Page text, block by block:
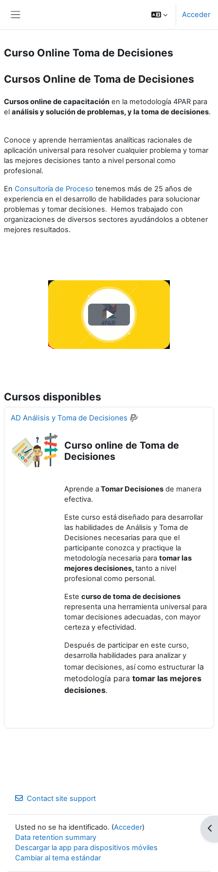
Acceder
Curso Online Toma de Decisiones
Cursos Online de Toma de Decisiones
Cursos online de capacitación en la metodología 4PAR para
el análisis y solución de problemas, y la toma de decisiones.
Conoce y aprende herramientas analíticas racionales de
aplicación universal para resolver cualquier problema y tomar
las mejores decisiones tanto a nivel personal como
profesional.
En Consultoría de Proceso tenemos más de 25 años de
experiencia en el desarrollo de habilidades para solucionar
problemas y tomar decisiones. Hemos trabajado con
organizaciones de diversos sectores ayudándolos a obtener
mejores resultados.
R
e
o
u
r
V
í
e
o
Cursos disponibles
AD Análisis y Toma de Decisiones
Curso online de Toma de
Decisiones
Aprende aTomar Decisiones de manera
efectiva.
Este curso estádiseñado para desarrollar
las habilidades de Análisis y Toma de
Decisiones necesarias para que el
participante conozca y practique la
metodología necesaria para tomar las
mejores decisiones,tanto a nivel
profesional como personal.
Este curso de toma de decisiones
representa una herramienta universal para
tomar decisiones adecuadas, con mayor
certeza y efectividad.
Después de participar en este curso,
desarrolla habilidades para analizar y
tomar decisiones, así como estructurarla
metodología para tomar las mejores
decisiones.
Contact site support
Usted no se ha identificado. (Acceder)
Data retention summary
Descargar la app para dispositivos móviles
Cambiar al tema estándar